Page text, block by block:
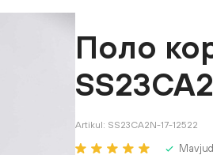
Поло
Artikul: SS23CA2N-17-12522